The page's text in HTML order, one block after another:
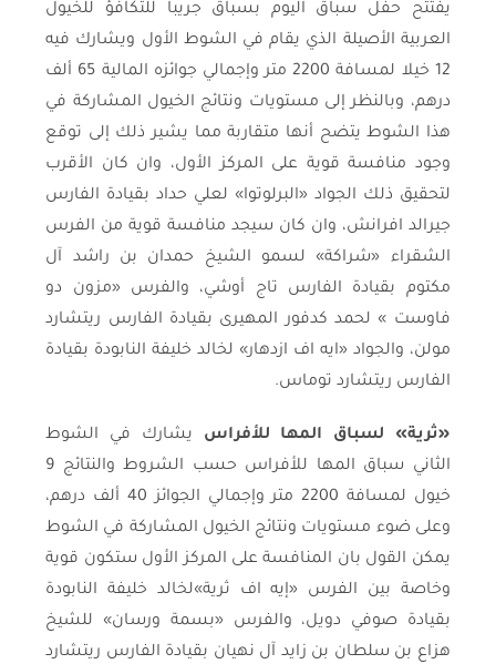
يفتتح حفل سباق اليوم بسباق جريبا للتكافؤ للخيول
العربية الأصيلة الذي يقام في الشوط الأول ويشارك فيه
12 خيلا لمسافة 2200 متر وإجمالي جوائزه المالية 65 ألف
درهم، وبالنظر إلى مستويات ونتائج الخيول المشاركة في
هذا الشوط يتضح أنها متقاربة مما يشير ذلك إلى توقع
وجود منافسة قوية على المركز الأول، وان كان الأقرب
لتحقيق ذلك الجواد «البرلوتوا» لعلي حداد بقيادة الفارس
جيرالد افرانش، وان كان سيجد منافسة قوية من الفرس
الشقراء «شراكة» لسمو الشيخ حمدان بن راشد آل
مكتوم بقيادة الفارس تاج أوشي، والفرس «مزون دو
فاوست » لحمد كدفور المهيرى بقيادة الفارس ريتشارد
مولن، والجواد «ايه اف ازدهار» لخالد خليفة النابودة بقيادة
الفارس ريتشارد توماس.
«ثرية» لسباق المها للأفراس يشارك في الشوط
الثاني سباق المها للأفراس حسب الشروط والنتائج 9
خيول لمسافة 2200 متر وإجمالي الجوائز 40 ألف درهم،
وعلى ضوء مستويات ونتائج الخيول المشاركة في الشوط
يمكن القول بان المنافسة على المركز الأول ستكون قوية
وخاصة بين الفرس «إيه اف ثرية»لخالد خليفة النابودة
بقيادة صوفي دويل، والفرس «بسمة ورسان» للشيخ
هزاع بن سلطان بن زايد آل نهيان بقيادة الفارس ريتشارد